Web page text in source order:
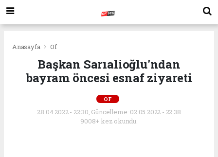
Anasayfa Of
Başkan Sarıalioğlu'ndan
bayram öncesi esnaf ziyareti
OF
28.04.2022 - 22:30, Güncelleme: 02.05.2022 - 22:38
9008+ kez okundu.